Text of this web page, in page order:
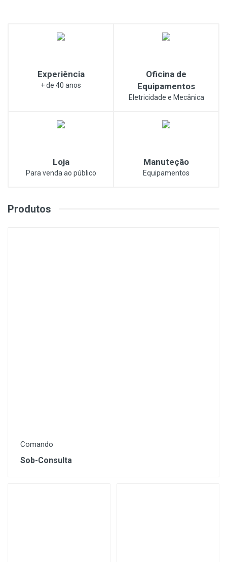
Experiência
+ de 40 anos
Oficina de
Equipamentos
Eletricidade e Mecânica
Loja
Para venda ao público
Manuteção
Equipamentos
Produtos
Comando
Sob-Consulta